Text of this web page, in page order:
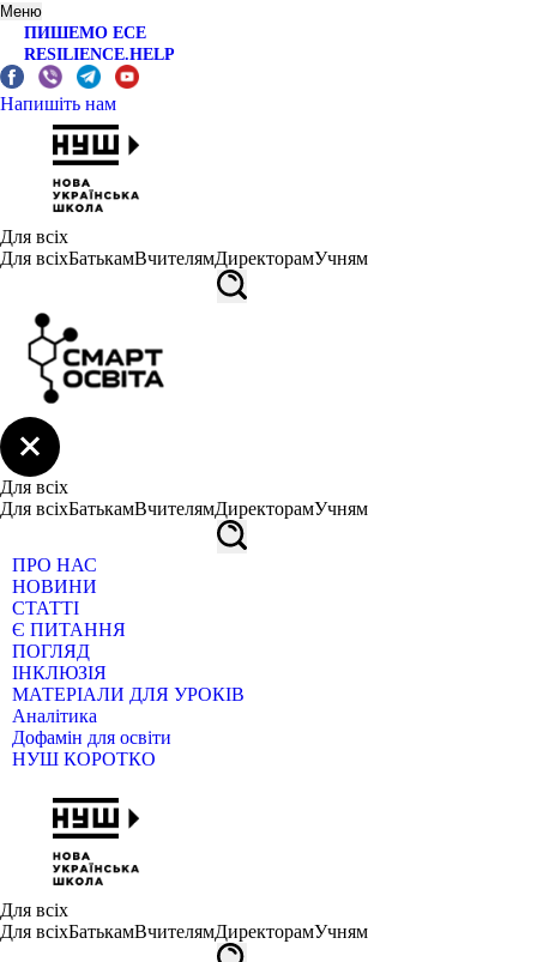
Меню
ПИШЕМО ЕСЕ
RESILIENCE.HELP
Напишіть нам
Для всіх
Для всіхБатькамВчителямДиректорамУчням
Для всіх
Для всіхБатькамВчителямДиректорамУчням
ПРО НАС
НОВИНИ
СТАТТІ
Є ПИТАННЯ
ПОГЛЯД
ІНКЛЮЗІЯ
МАТЕРІАЛИ ДЛЯ УРОКІВ
Аналітика
Дофамін для освіти
НУШ КОРОТКО
Для всіх
Для всіхБатькамВчителямДиректорамУчням